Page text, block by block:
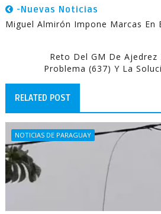
-Nuevas Noticias
Miguel Almirón Impone Marcas En
Reto Del GM De
Problema (637) Y La
RELATED POST
NOTICIAS DE PARAGUAY